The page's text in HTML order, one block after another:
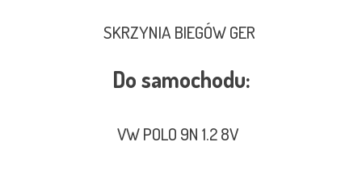
SKRZYNIA BIEGÓW GER
Do samochodu:
VW POLO 9N 1.2 8V